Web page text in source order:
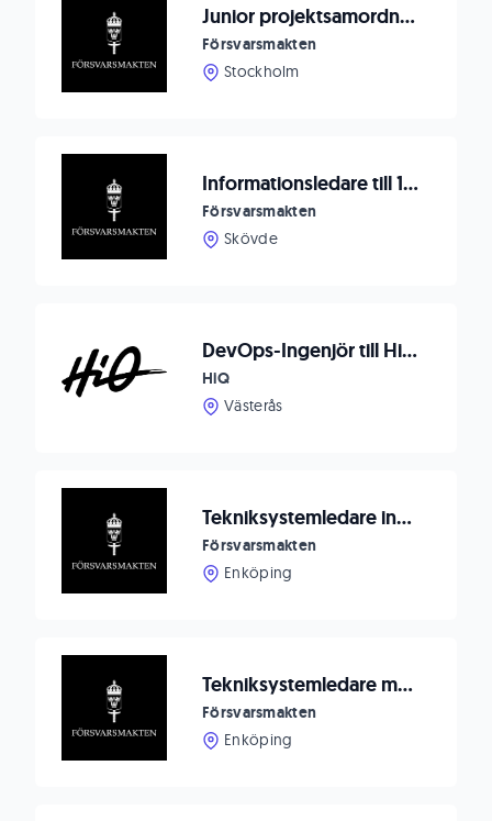
Junior projektsamordnare IT för digitalisering till Cyberenheten (vik)
Försvarsmakten
Stockholm
Informationsledare till 1.Divisionsstaben
Försvarsmakten
Skövde
DevOps-Ingenjör till HiQ Västerås
HiQ
Västerås
Tekniksystemledare inom lednings- och IT-system
Försvarsmakten
Enköping
Tekniksystemledare med inriktning signalskyddssystem
Försvarsmakten
Enköping